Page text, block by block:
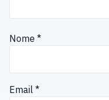
Nome *
Email *